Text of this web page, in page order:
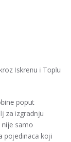
Iskrenu i Toplu
poput
za izgradnju
samo
pojedinaca koji